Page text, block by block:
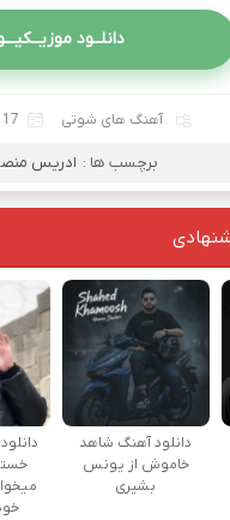
دانلــود
آهنگ های شوتی 17 ژانویه 2024
برچسب ها : ادریس
دانلود آهنگ شاهد
خاموش از یونس
بشیری